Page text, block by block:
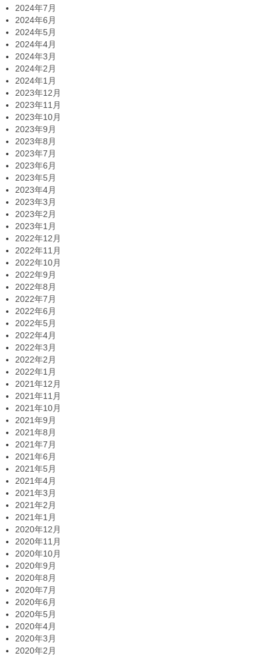
2024年7月
2024年6月
2024年5月
2024年4月
2024年3月
2024年2月
2024年1月
2023年12月
2023年11月
2023年10月
2023年9月
2023年8月
2023年7月
2023年6月
2023年5月
2023年4月
2023年3月
2023年2月
2023年1月
2022年12月
2022年11月
2022年10月
2022年9月
2022年8月
2022年7月
2022年6月
2022年5月
2022年4月
2022年3月
2022年2月
2022年1月
2021年12月
2021年11月
2021年10月
2021年9月
2021年8月
2021年7月
2021年6月
2021年5月
2021年4月
2021年3月
2021年2月
2021年1月
2020年12月
2020年11月
2020年10月
2020年9月
2020年8月
2020年7月
2020年6月
2020年5月
2020年4月
2020年3月
2020年2月